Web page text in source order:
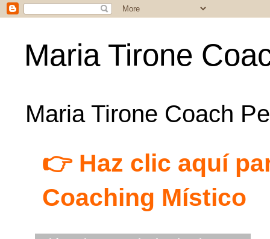
Maria Tirone
Maria Tirone Coach
👉 Haz clic aquí
Coaching Místico